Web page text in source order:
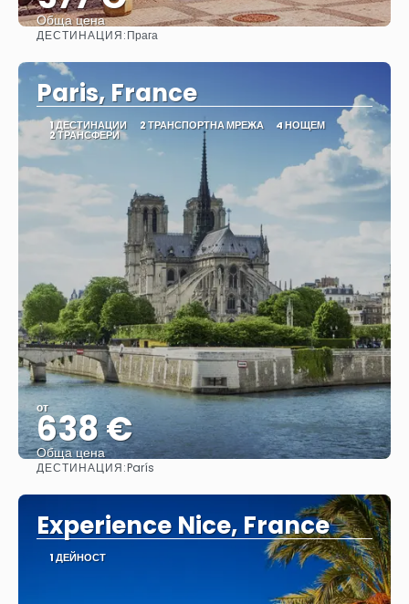
Обща цена
ДЕСТИНАЦИЯ:Прага
Paris, France
1 ДЕСТИНАЦИИ 2 ТРАНСПОРТНА МРЕЖА 4 НОЩЕМ
2 ТРАНСФЕРИ
от
638 €
Обща цена
ДЕСТИНАЦИЯ:París
Experience Nice, France
1 ДЕЙНОСТ